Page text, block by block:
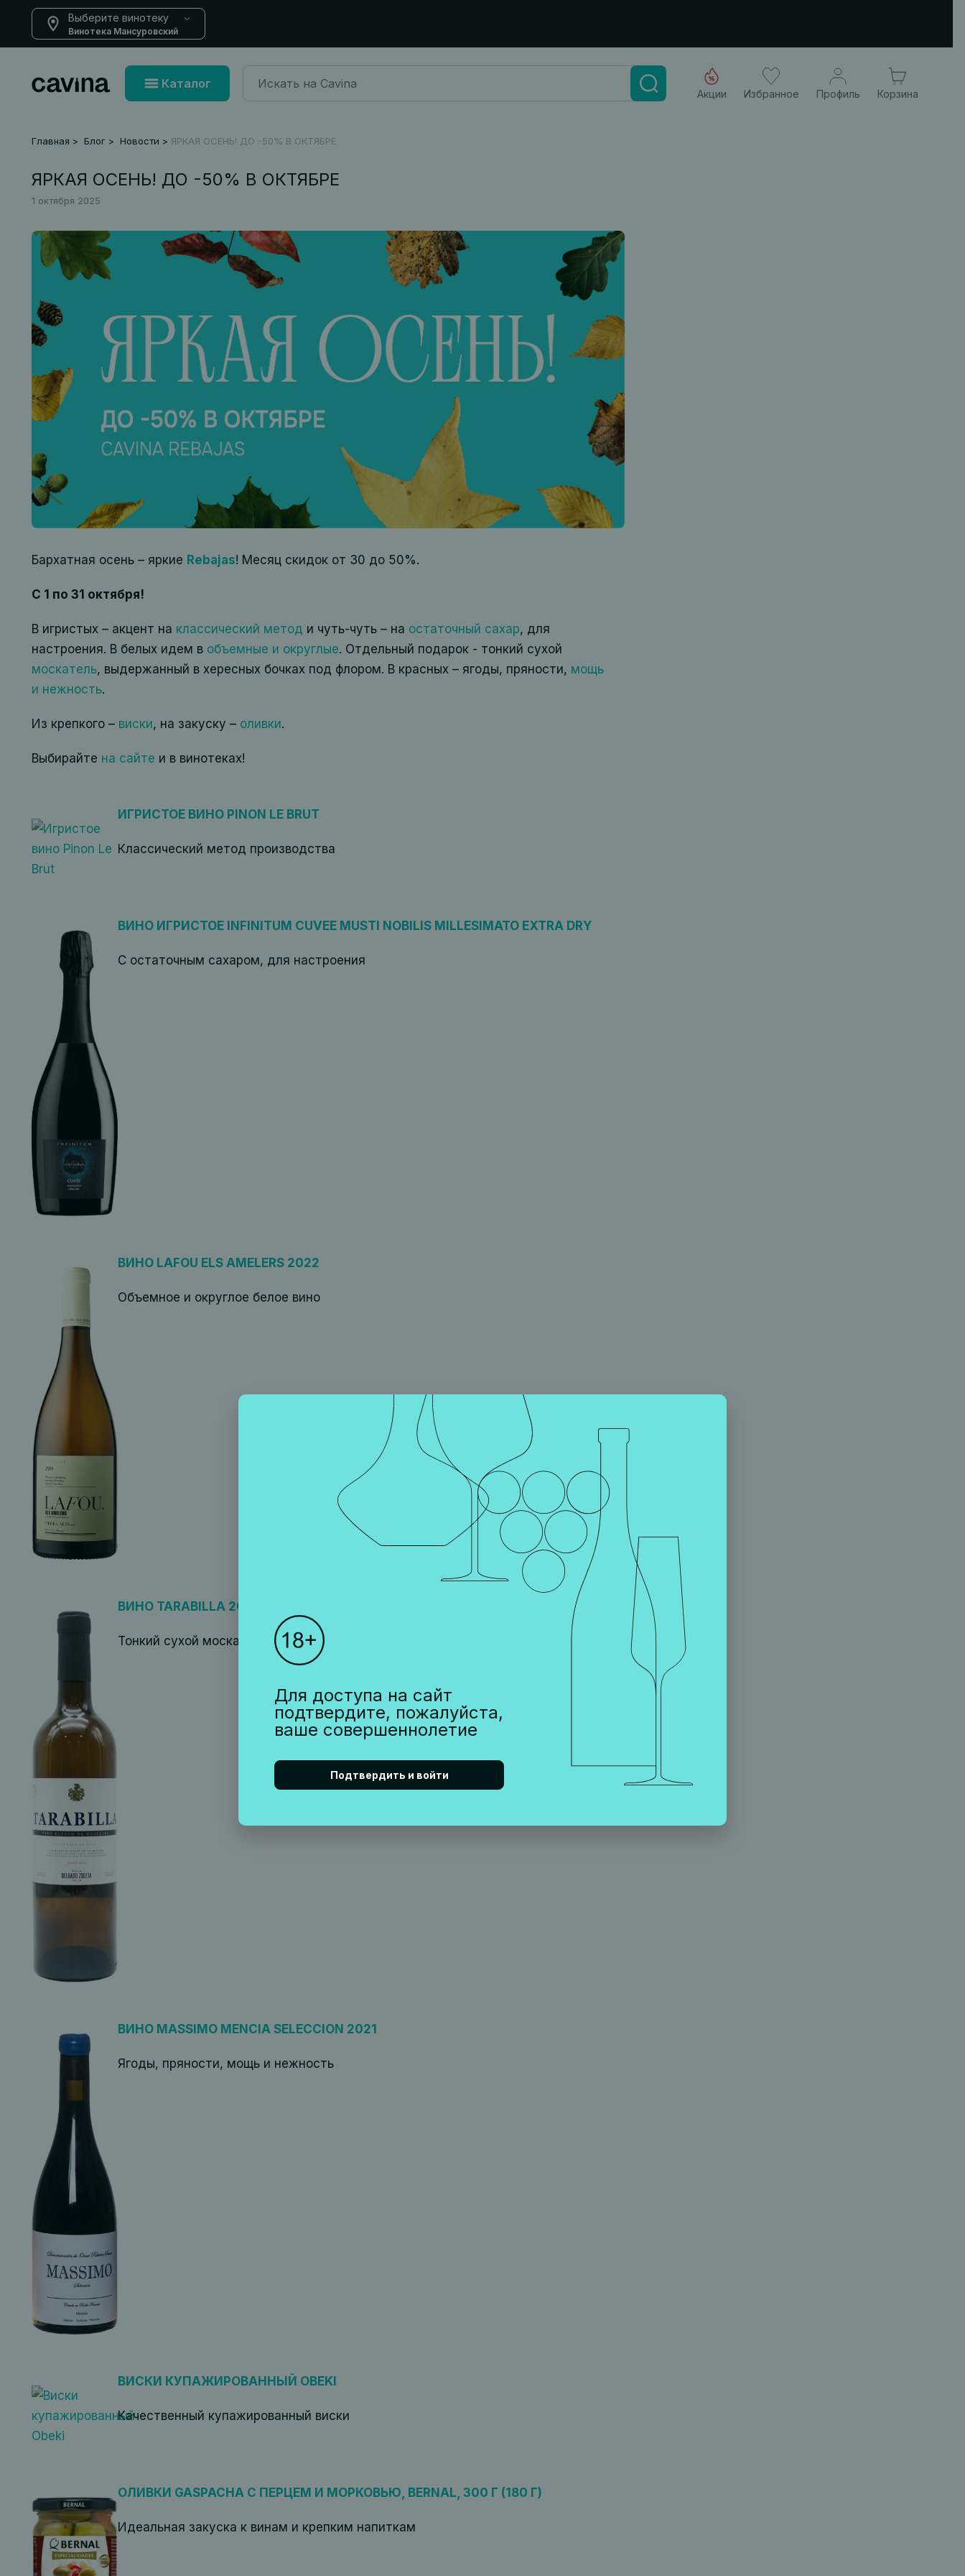
Выберите винотеку
Винотека Мансуровский
Каталог
Акции Избранное Профиль Корзина
Главная Блог Новости ЯРКАЯ ОСЕНЬ! ДО -50% В ОКТЯБРЕ
ЯРКАЯ ОСЕНЬ! ДО -50% В ОКТЯБРЕ
1 октября 2025
Бархатная осень – яркие Rebajas! Месяц скидок от 30 до 50%.
С 1 по 31 октября!
В игристых – акцент на классический метод и чуть-чуть – на остаточный сахар, для
настроения. В белых идем в объемные и округлые. Отдельный подарок - тонкий сухой
москатель, выдержанный в хересных бочках под флором. В красных – ягоды, пряности, мощь
и нежность.
Из крепкого – виски, на закуску – оливки.
Выбирайте на сайте и в винотеках!
ИГРИСТОЕ ВИНО PINON LE BRUT
Классический метод производства
ВИНО ИГРИСТОЕ INFINITUM CUVEE MUSTI NOBILIS MILLESIMATO EXTRA DRY
С остаточным сахаром, для настроения
ВИНО LAFOU ELS AMELERS 2022
Объемное и округлое белое вино
ВИНО TARABILLA 2021
Тонкий сухой москатель, выдержанный в хересных бочках под флором
ВИНО MASSIMO MENCIA SELECCION 2021
Ягоды, пряности, мощь и нежность
ВИСКИ КУПАЖИРОВАННЫЙ OBEKI
Качественный купажированный виски
ОЛИВКИ GASPACHA С ПЕРЦЕМ И МОРКОВЬЮ, BERNAL, 300 Г (180 Г)
Идеальная закуска к винам и крепким напиткам
Для доступа на сайт
подтвердите, пожалуйста,
ваше совершеннолетие
Подтвердить и войти